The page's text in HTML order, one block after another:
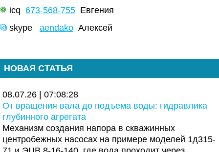
icq 673-568-755 Евгения
skype aendako Алексей
НОВАЯ СТАТЬЯ
08.07.26 | 07:08:28
От вращения вала до подъема воды: гидравлика
глубинного агрегата
Механизм создания напора в скважинных
центробежных насосах на примере моделей 1д315-